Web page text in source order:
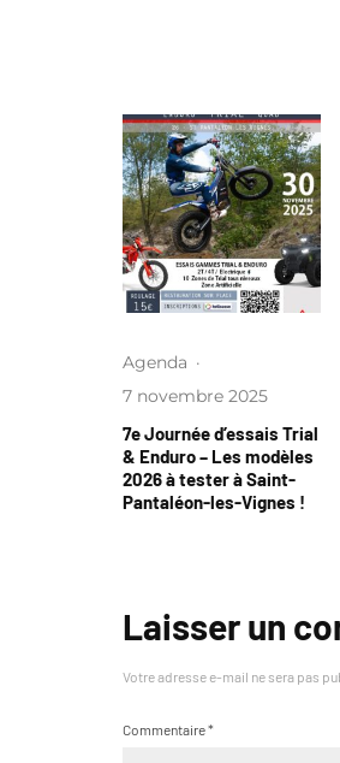
Agenda ·
7 novembre 2025
7e Journée d’essais Trial
& Enduro – Les modèles
2026 à tester à Saint-
Pantaléon-les-Vignes !
Laisser un
Votre adresse e-mail ne sera pas
Commentaire*